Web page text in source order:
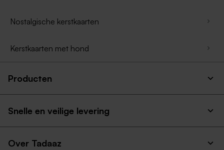
Nostalgische kerstkaarten
Kerstkaarten met hond
Producten
Snelle en veilige levering
Over Tadaaz